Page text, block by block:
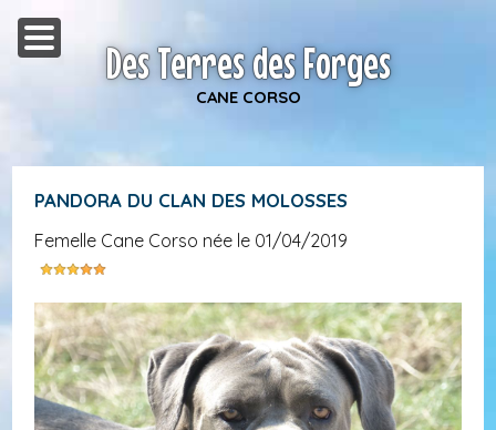
Des Terres des Forges
CANE CORSO
PANDORA DU CLAN DES MOLOSSES
femelle Cane Corso née le 01/04/2019